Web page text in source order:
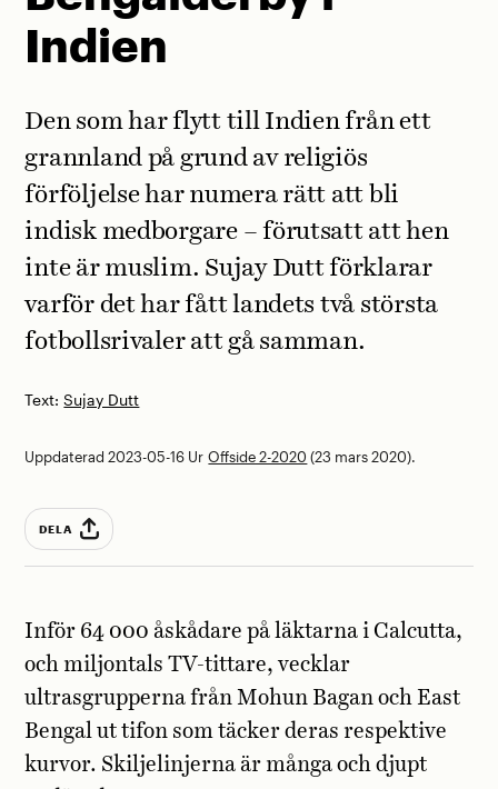
Indien
Text:Sujay Dutt
Den som har flytt till Indien från ett
grannland på grund av religiös
förföljelse har numera rätt att bli
indisk medborgare – förutsatt att hen
inte är muslim. Sujay Dutt förklarar
varför det har fått landets två största
fotbollsrivaler att gå samman.
Uppdaterad 2023-05-16 UrOffside 2-2020 (23 mars 2020).
DELA
Inför 64 000 åskådare på läktarna i Calcutta,
och miljontals TV-tittare, vecklar
ultrasgrupperna från Mohun Bagan och East
Bengal ut tifon som täcker deras respektive
kurvor. Skiljelinjerna är många och djupt